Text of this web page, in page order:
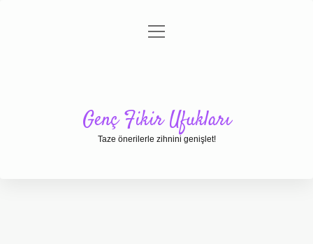
Gizlilik Politikası
menüyü
Genç Fikir Ufukları
Taze önerilerle zihnini genişlet!